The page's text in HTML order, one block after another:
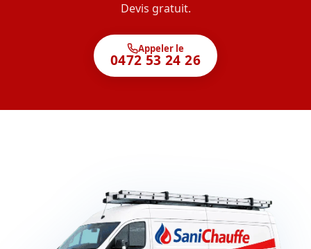
Devis gratuit.
Appeler le
0472 53 24 26